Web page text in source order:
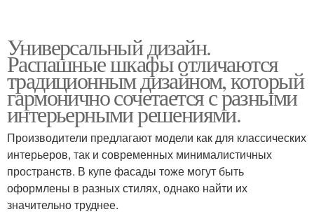
Универсальный дизайн.
Распашные шкафы отличаются
традиционным дизайном, который
гармонично сочетается с разными
интерьерными решениями.
Производители предлагают модели как для классических
интерьеров, так и современных минималистичных
пространств. В купе фасады тоже могут быть
оформлены в разных стилях, однако найти их
значительно труднее.